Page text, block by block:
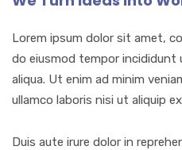
Lorem ipsum dolor sit amet,
do eiusmod tempor incididunt
aliqua. Ut enim ad minim
ullamco laboris nisi ut aliquip
Duis aute irure dolor in